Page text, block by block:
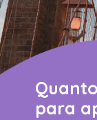
para